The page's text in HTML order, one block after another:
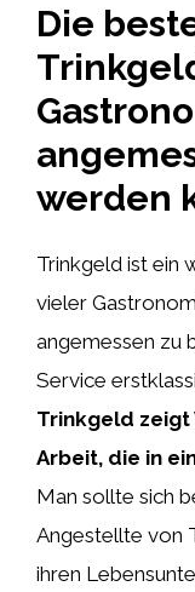
Die
werden
Trinkgeld ist ein
vieler
angemessen zu
Service
Trinkgeld
Arbeit, die in
Man sollte sich
Angestellte von
ihren